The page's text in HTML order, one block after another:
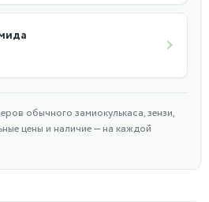
обычного замиокулькаса, зензи,
цены и наличие — на каждой